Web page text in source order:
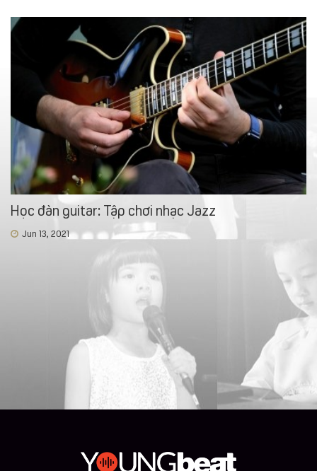
Học đàn guitar: Tập chơi nhạc Jazz
Jun 13, 2021